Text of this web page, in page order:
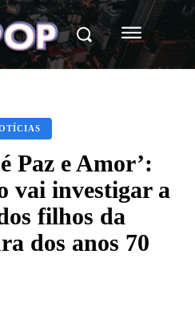
Paz e Amor’:
vai investigar a
filhos da
dos anos 70